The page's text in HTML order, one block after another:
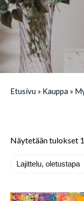
Etusivu » Kauppa »
Näytetään tulokset